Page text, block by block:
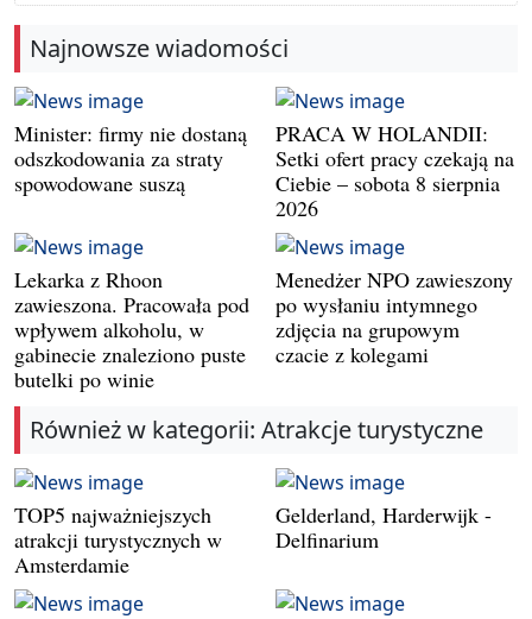
Najnowsze wiadomości
Minister: firmy nie dostaną
odszkodowania za straty
spowodowane suszą
PRACA W HOLANDII:
Setki ofert pracy czekają na
Ciebie – sobota 8 sierpnia
2026
Lekarka z Rhoon
zawieszona. Pracowała pod
wpływem alkoholu, w
gabinecie znaleziono puste
butelki po winie
Menedżer NPO zawieszony
po wysłaniu intymnego
zdjęcia na grupowym
czacie z kolegami
Również w kategorii: Atrakcje turystyczne
TOP5 najważniejszych
atrakcji turystycznych w
Amsterdamie
Gelderland, Harderwijk -
Delfinarium